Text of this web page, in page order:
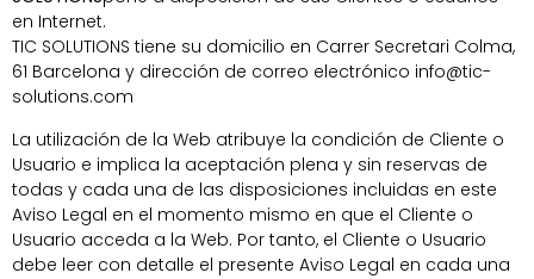
en Internet.
TIC SOLUTIONS tiene su domicilio en Carrer Secretari Colma,
61 Barcelona y dirección de correo electrónico info@tic-
solutions.com
La utilización de la Web atribuye la condición de Cliente o
Usuario e implica la aceptación plena y sin reservas de
todas y cada una de las disposiciones incluidas en este
Aviso Legal en el momento mismo en que el Cliente o
Usuario acceda a la Web. Por tanto, el Cliente o Usuario
debe leer con detalle el presente Aviso Legal en cada una